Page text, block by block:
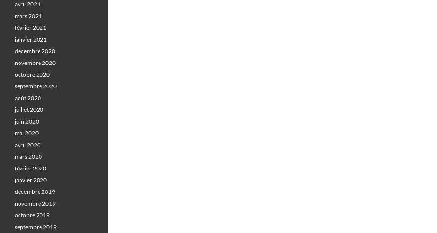
avril 2021
mars 2021
février 2021
janvier 2021
décembre 2020
novembre 2020
octobre 2020
septembre 2020
août 2020
juillet 2020
juin 2020
mai 2020
avril 2020
mars 2020
février 2020
janvier 2020
décembre 2019
novembre 2019
octobre 2019
septembre 2019